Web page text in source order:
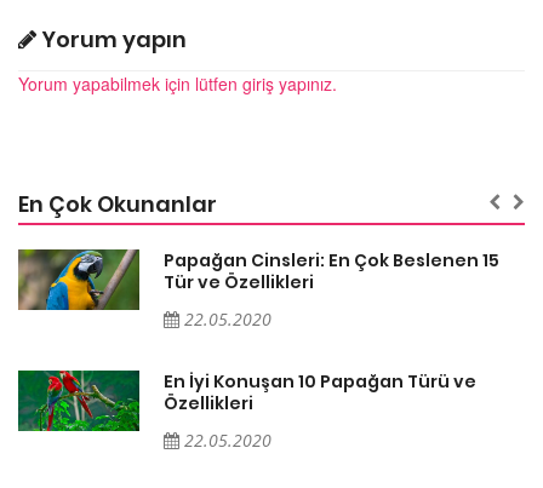
Yorum yapın
Yorum yapabilmek için lütfen giriş yapınız.
En Çok Okunanlar
Papağan Cinsleri: En Çok Beslenen 15
Tür ve Özellikleri
22.05.2020
En İyi Konuşan 10 Papağan Türü ve
Özellikleri
22.05.2020